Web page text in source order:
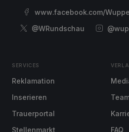
www.facebook.com/
@WRundschau
SERVICES
Reklamation
Inserieren
Trauerportal
Stellenmarkt
FAQ